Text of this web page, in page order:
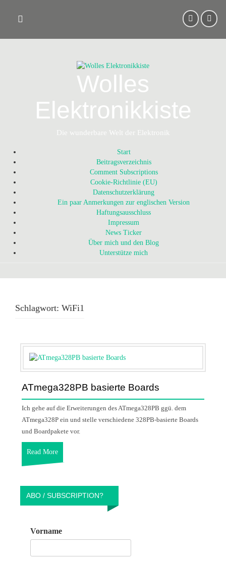
content
Wolles
Elektronikkiste
Die wunderbare Welt der Elektronik
Start
Beitragsverzeichnis
Comment Subscriptions
Cookie-Richtlinie (EU)
Datenschutzerklärung
Ein paar Anmerkungen zur englischen Version
Haftungsausschluss
Impressum
News Ticker
Über mich und den Blog
Unterstütze mich
Schlagwort: WiFi1
ATmega328PB basierte Boards
Ich gehe auf die Erweiterungen des ATmega328PB ggü. dem
ATmega328P ein und stelle verschiedene 328PB-basierte Boards
und Boardpakete vor.
Read More
ABO / SUBSCRIPTION?
Vorname